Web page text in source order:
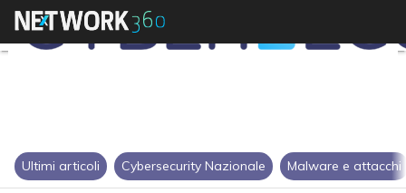
Ultimi articoli Cybersecurity Nazionale Malware e attacchi